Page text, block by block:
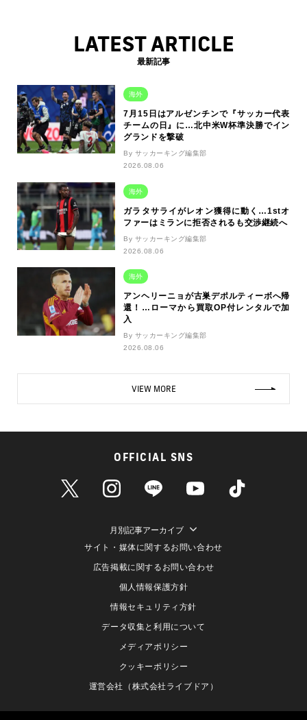
LATEST ARTICLE
最新記事
海外
7月15日はアルゼンチンで『サッカー代表
チームの日』に…北中米W杯準決勝でイン
グランドを撃破
By サッカーキング編集部
2026.08.06
海外
ガラタサライがレオン獲得に動く…1stオ
ファーはミランに拒否されるも交渉継続へ
By サッカーキング編集部
2026.08.06
海外
アンヘリーニョが古巣デポルティーボへ帰
還！…ローマから買取OP付レンタルで加
入
By サッカーキング編集部
2026.08.06
VIEW MORE
OFFICIAL SNS
月別記事アーカイブ
サイト・媒体に関するお問い合わせ
広告掲載に関するお問い合わせ
個人情報保護方針
情報セキュリティ方針
データ収集と利用について
メディアポリシー
クッキーポリシー
運営会社（株式会社ライブドア）